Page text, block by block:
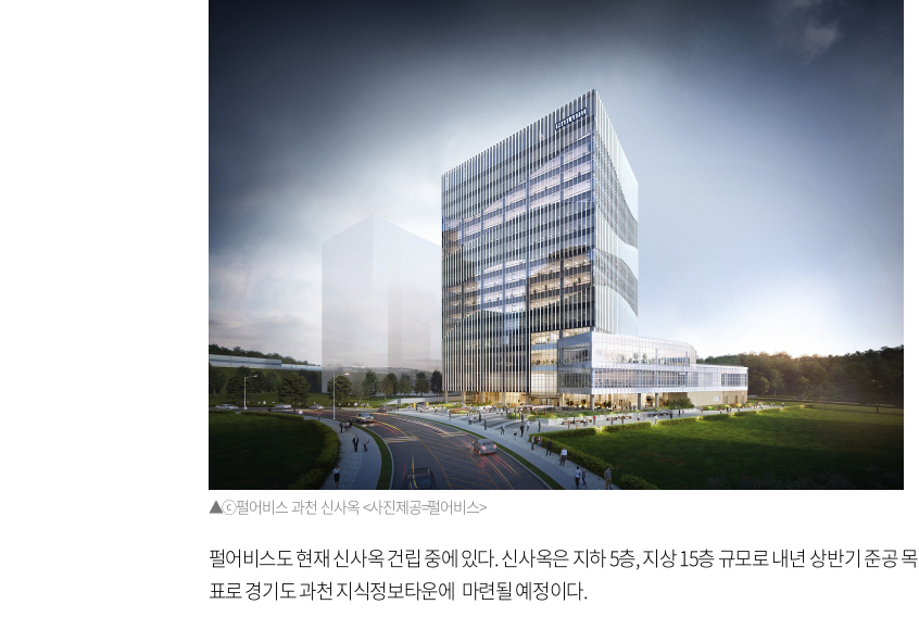
▲ⓒ펄어비스 과천 신사옥 <사진제공=펄어비스>
펄어비스도 현재 신사옥 건립 중에 있다. 신사옥은 지하 5층, 지상 15층 규모로 내년 상반기 준공 목
표로 경기도 과천 지식정보타운에 마련될 예정이다.